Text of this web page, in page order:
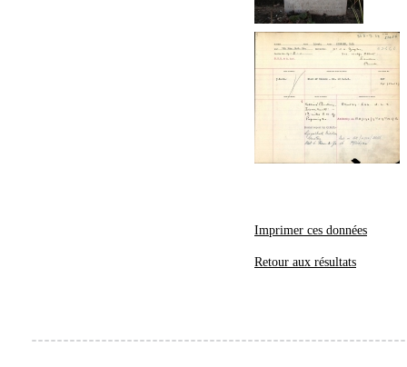
Imprimer ces données
Retour aux résultats